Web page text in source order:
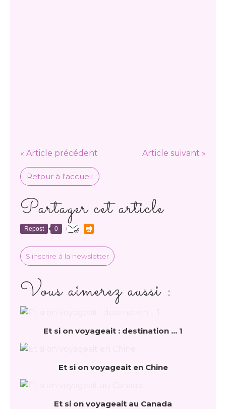
« Article précédent Article suivant »
Retour à l'accueil
Partager cet article
Repost 0
S'inscrire à la newsletter
Vous aimerez aussi :
Et si on voyageait : destination ... 1
Et si on voyageait en Chine
Et si on voyageait au Canada